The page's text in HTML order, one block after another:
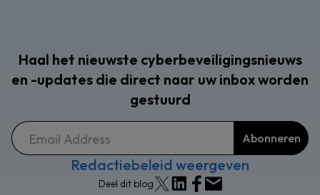
Haal het nieuwste cyberbeveiligingsnieuws
en -updates die direct naar uw inbox worden
gestuurd
Redactiebeleid weergeven
Deel dit blog